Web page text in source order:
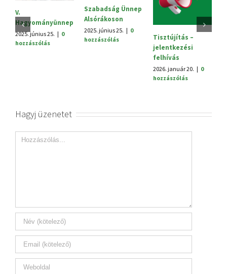
V.
Hagyományünnep
2025. június 25. | 0
hozzászólás
Szabadság Ünnep
Alsórákoson
2025. június 25. | 0
hozzászólás
Tisztújítás –
jelentkezési
felhívás
2026. január 20. | 0
hozzászólás
Hagyj üzenetet